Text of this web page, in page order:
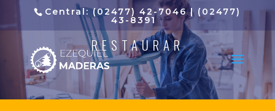
Central: (02477) 42-7046 | (02477)
43-8391
RESTAURAR